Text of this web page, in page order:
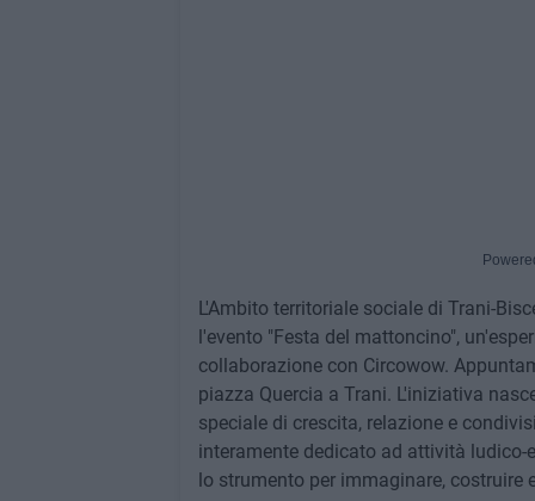
L'Ambito territoriale sociale di Trani-
l'evento "Festa del mattoncino",
collaborazione con Circowow.
piazza Quercia a Trani. L'iniziativa
speciale di crescita, relazione e
interamente dedicato ad attività
lo strumento per immaginare, costruire